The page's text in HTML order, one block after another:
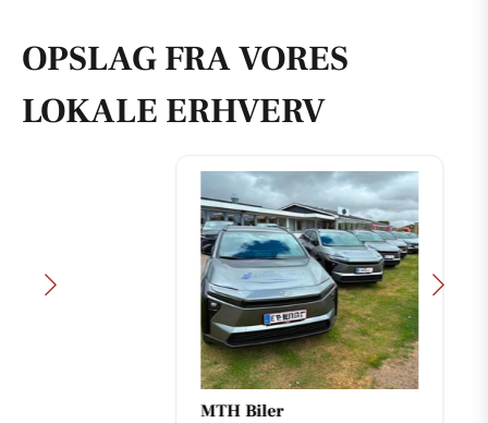
OPSLAG FRA VORES
LOKALE ERHVERV
MTH Biler